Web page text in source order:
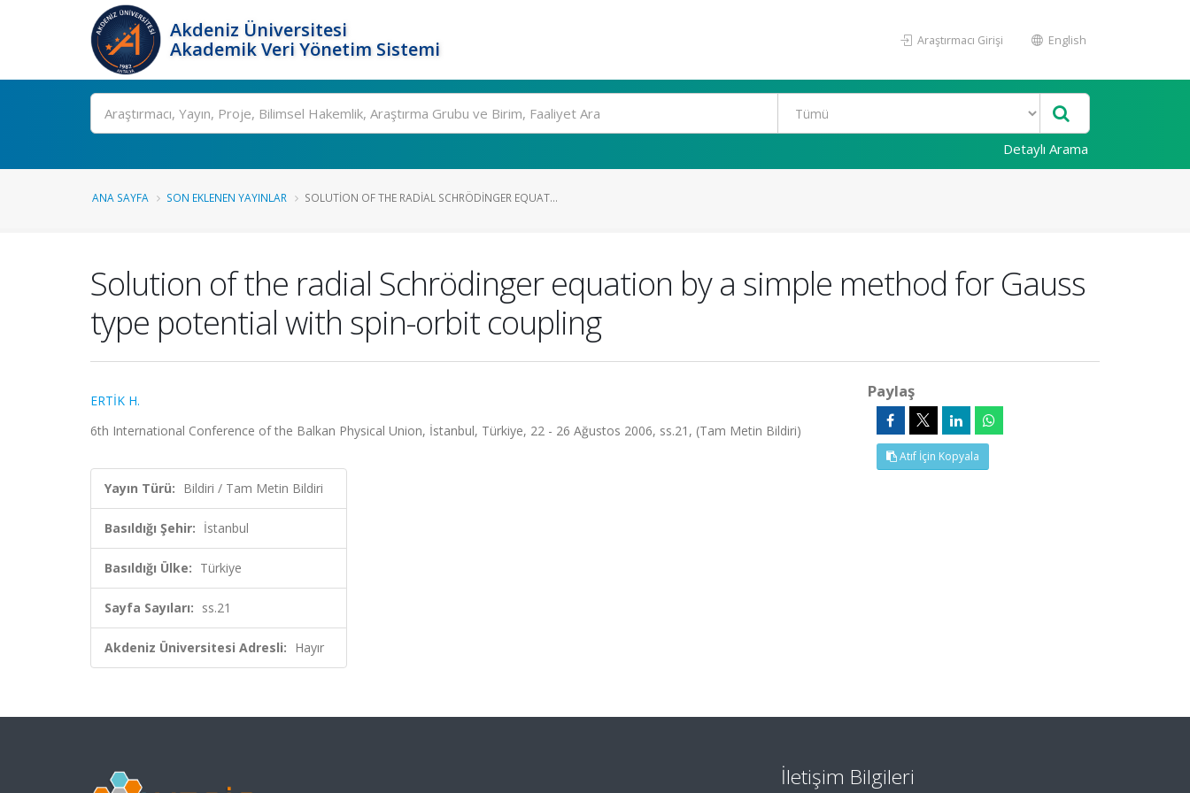
Akdeniz Üniversitesi
Akademik Veri Yönetim Sistemi
Araştırmacı Girişi English
Ara
Detaylı Arama
ANA SAYFA SON EKLENEN YAYINLAR SOLUTION OF THE RADIAL SCHRÖDINGER EQUAT...
Solution of the radial Schrödinger equation by a simple method for Gauss
type potential with spin-orbit coupling
ERTİK H.
6th International Conference of the Balkan Physical Union, İstanbul, Türkiye, 22 - 26 Ağustos 2006, ss.21, (Tam Metin Bildiri)
Yayın Türü: Bildiri / Tam Metin Bildiri
Basıldığı Şehir: İstanbul
Basıldığı Ülke: Türkiye
Sayfa Sayıları: ss.21
Akdeniz Üniversitesi Adresli: Hayır
Paylaş
Atıf İçin Kopyala
İletişim Bilgileri